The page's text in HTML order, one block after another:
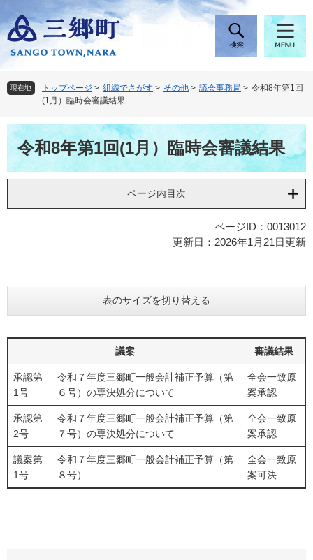
ー
ジ
頭
で
。
ニ
ュ
飛
ば
て
現在地 トップページ > 組織でさがす > その他 > 議会事務局 > 令和8年第1回
(1月）臨時会審議結果
本
文令和8年第1回(1月）臨時会審議結果
ページ内目次
ページID：0013012
更新日：2026年1月21日更新
表のサイズを切り替える
議案 審議結果
承認第
1号
令和７年度三郷町一般会計補正予算（第
６号）の専決処分について
全会一致原
案承認
承認第
2号
令和７年度三郷町一般会計補正予算（第
７号）の専決処分について
全会一致原
案承認
議案第
1号
令和７年度三郷町一般会計補正予算（第
８号）
全会一致原
案可決